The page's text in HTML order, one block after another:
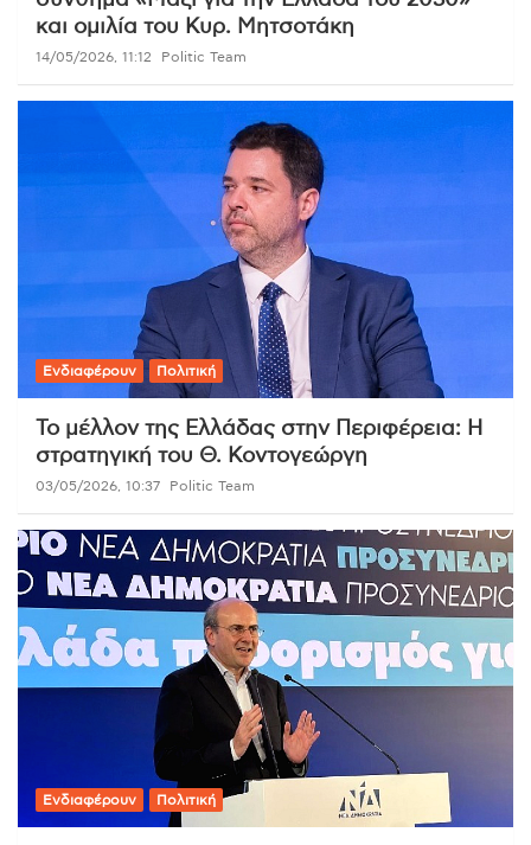
και ομιλία του Κυρ. Μητσοτάκη
14/05/2026, 11:12 Politic Team
Ενδιαφέρουν Πολιτική
Το μέλλον της Ελλάδας στην Περιφέρεια: Η
στρατηγική του Θ. Κοντογεώργη
03/05/2026, 10:37 Politic Team
Ενδιαφέρουν Πολιτική